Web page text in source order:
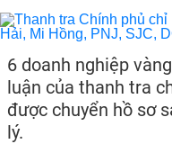
6 doanh nghiệp
luận của thanh tra
được chuyển hồ sơ
lý.